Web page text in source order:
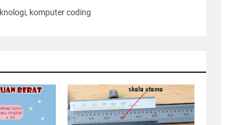
komputer coding